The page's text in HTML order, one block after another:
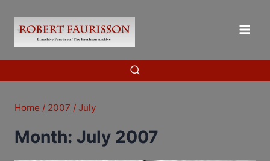
content
Home / 2007 / July
Month: July 2007